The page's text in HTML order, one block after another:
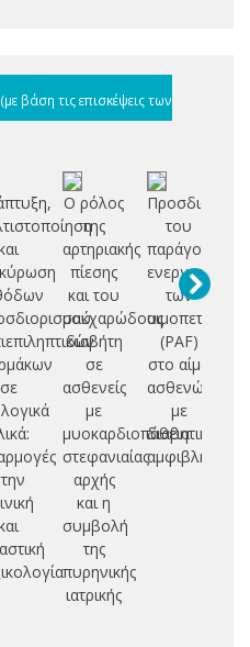
(με βάση τις επισκέψεις των
σε
Ο ρόλος
της
αρτηριακής
πίεσης
και του
σακχαρώδους
διαβήτη
σε
ασθενείς
με
μυοκαρδιοπάθεια
στεφανιαίας
αρχής
και η
συμβολή
της
πυρηνικής
ιατρικής
του
παράγοντα
των
αιμοπεταλίων
(PAF)
στο αίμα
ασθενών
με
διαβητική